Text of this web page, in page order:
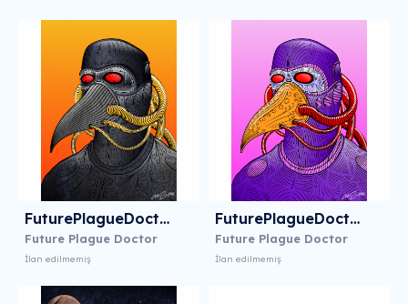
FuturePlagueDoctor13
Future Plague Doctor
İlan edilmemiş
FuturePlagueDoctor14
Future Plague Doctor
İlan edilmemiş